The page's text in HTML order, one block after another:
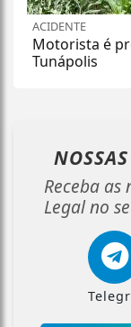
ACIDENTE
Motorista é
Tunápolis
Receba
Legal no